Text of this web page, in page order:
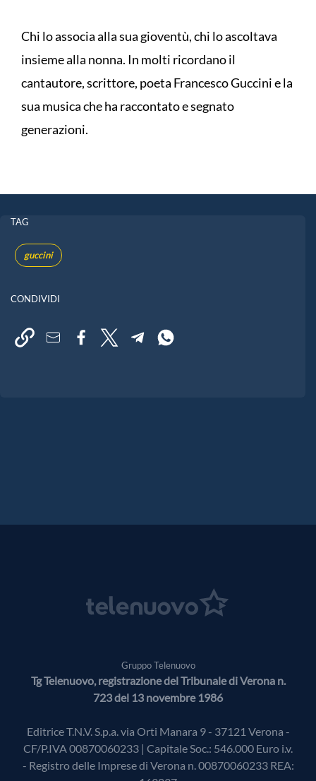
Chi lo associa alla sua gioventù, chi lo ascoltava
insieme alla nonna. In molti ricordano il
cantautore, scrittore, poeta Francesco Guccini e la
sua musica che ha raccontato e segnato
generazioni.
TAG
guccini
CONDIVIDI
Gruppo Telenuovo
Tg Telenuovo, registrazione del Tribunale di Verona n.
723 del 13 novembre 1986
Editrice T.N.V. S.p.a. via Orti Manara 9 - 37121 Verona -
CF/P.IVA 00870060233 | Capitale Soc.: 546.000 Euro i.v.
- Registro delle Imprese di Verona n. 00870060233 REA: